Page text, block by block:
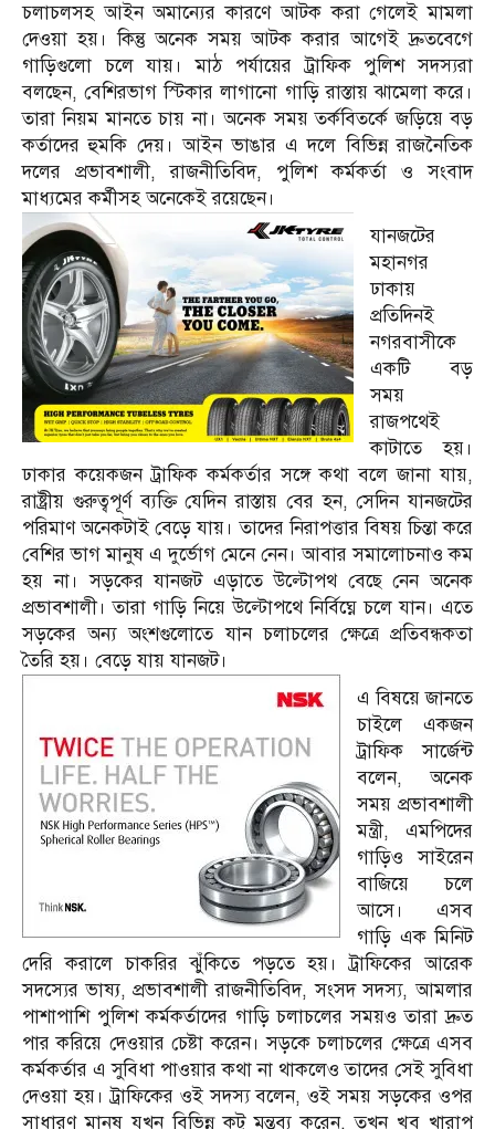
চলাচলসহ আইন অমান্যের কারণে আটক করা গেলেই মামলা
দেওয়া হয়। কিন্তু অনেক সময় আটক করার আগেই দ্রুতবেগে
গাড়িগুলো চলে যায়। মাঠ পর্যায়ের ট্রাফিক পুলিশ সদস্যরা
বলছেন, বেশিরভাগ স্টিকার লাগানো গাড়ি রাস্তায় ঝামেলা করে।
তারা নিয়ম মানতে চায় না। অনেক সময় তর্কবিতর্কে জড়িয়ে বড়
কর্তাদের হুমকি দেয়। আইন ভাঙার এ দলে বিভিন্ন রাজনৈতিক
দলের প্রভাবশালী, রাজনীতিবিদ, পুলিশ কর্মকর্তা ও সংবাদ
মাধ্যমের কর্মীসহ অনেকেই রয়েছেন।
যানজটের
মহানগর
ঢাকায়
প্রতিদিনই
নগরবাসীকে
একটি বড়
সময়
রাজপথেই
কাটাতে হয়।
ঢাকার কয়েকজন ট্রাফিক কর্মকর্তার সঙ্গে কথা বলে জানা যায়,
রাষ্ট্রীয় গুরুত্বপূর্ণ ব্যক্তি যেদিন রাস্তায় বের হন, সেদিন যানজটের
পরিমাণ অনেকটাই বেড়ে যায়। তাদের নিরাপত্তার বিষয় চিন্তা করে
বেশির ভাগ মানুষ এ দুর্ভোগ মেনে নেন। আবার সমালোচনাও কম
হয় না। সড়কের যানজট এড়াতে উল্টোপথ বেছে নেন অনেক
প্রভাবশালী। তারা গাড়ি নিয়ে উল্টোপথে নির্বিঘ্নে চলে যান। এতে
সড়কের অন্য অংশগুলোতে যান চলাচলের ক্ষেত্রে প্রতিবন্ধকতা
তৈরি হয়। বেড়ে যায় যানজট।
এ বিষয়ে জানতে
চাইলে একজন
ট্রাফিক সার্জেন্ট
বলেন, অনেক
সময় প্রভাবশালী
মন্ত্রী, এমপিদের
গাড়িও সাইরেন
বাজিয়ে চলে
আসে। এসব
গাড়ি এক মিনিট
দেরি করালে চাকরির ঝুঁকিতে পড়তে হয়। ট্রাফিকের আরেক
সদস্যের ভাষ্য, প্রভাবশালী রাজনীতিবিদ, সংসদ সদস্য, আমলার
পাশাপাশি পুলিশ কর্মকর্তাদের গাড়ি চলাচলের সময়ও তারা দ্রুত
পার করিয়ে দেওয়ার চেষ্টা করেন। সড়কে চলাচলের ক্ষেত্রে এসব
কর্মকর্তার এ সুবিধা পাওয়ার কথা না থাকলেও তাদের সেই সুবিধা
দেওয়া হয়। ট্রাফিকের ওই সদস্য বলেন, ওই সময় সড়কের ওপর
সাধারণ মানুষ যখন বিভিন্ন কটু মন্তব্য করেন, তখন খুব খারাপ